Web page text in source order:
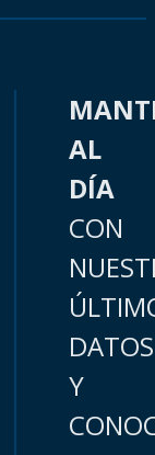
AL
DÍA
CON
DATOS
Y